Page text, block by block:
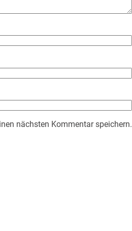
nächsten Kommentar speichern.